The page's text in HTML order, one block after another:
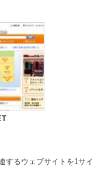
するウェブサイトを1サイ